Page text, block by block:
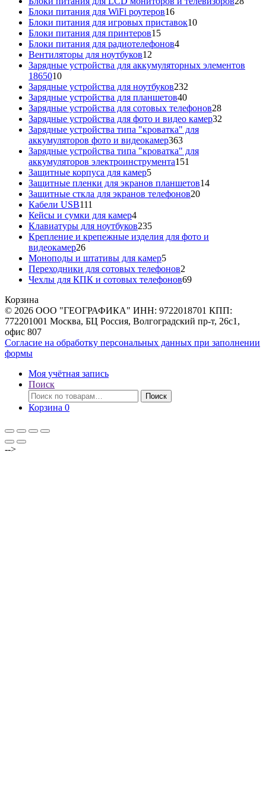
Блоки питания для WiFi роутеров1616
товаров
Блоки питания для игровых приставок1010
Блоки питания для принтеров1515
товаров
Блоки питания для радиотелефонов44
Вентиляторы для ноутбуков12
товаров
Зарядные устройства для аккумуляторных элементов
186501010
товаров
Зарядные устройства для ноутбуков232
Зарядные устройства для планшетов4040
товаров
Зарядные устройства для сотовых телефонов2828
товаров
Зарядные устройства для фото и видео камер32
Зарядные устройства типа "кроватка" для
аккумуляторов фото и видеокамер363363
товара
Зарядные устройства типа "кроватка" для
аккумуляторов электроинструмента151
Защитные корпуса для камер55
товаров
Защитные пленки для экранов планшетов1414
Защитные сткла для экранов телефонов2020
Кабели USB111
товаров
Кейсы и сумки для камер44
товара
Клавиатуры для ноутбуков235235
товаров
Крепление и крепежные изделия для фото и
видеокамер2626
товаров
Моноподы и штативы для камер55
товаров
Переходники для сотовых телефонов2
товара
Чехлы для КПК и сотовых телефонов6969
Корзина
© 2026 ООО "ГЕОГРАФИКА" ИНН: 9722018701 КПП:
772201001 Москва, БЦ Россия, Волгоградский пр-т, 26с1,
офис 807
Согласие на обработку персональных данных при заполнении
формы
Моя учётная запись
Поиск
Искать:
Поиск
Корзина 0
-->